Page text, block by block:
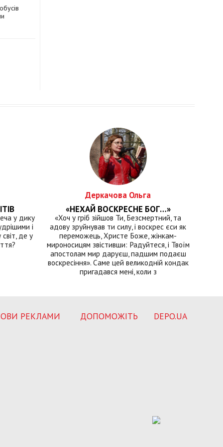
у дику
і
де у
Деркачова Ольга
«НЕХАЙ ВОСКРЕСНЕ БОГ…»
«Хоч у гріб зійшов Ти, Безсмертний, та
адову зруйнував ти силу, і воскрес єси як
переможець, Христе Боже, жінкам-
мироносицям звістивши: Радуйтеся, і Твоїм
апостолам мир даруєш, падшим подаєш
воскресіння». Саме цей великодній кондак
пригадався мені, коли з
РЕКЛАМИ ДОПОМОЖІТЬ DEPO.UA